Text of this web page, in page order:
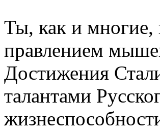
Ты, как и многие,
правлением
Достижения
талантами